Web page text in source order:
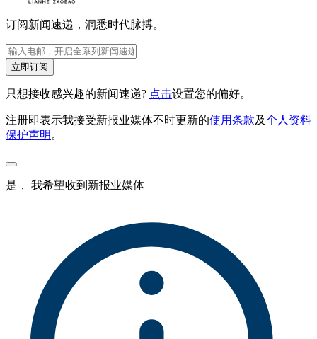
订阅新闻速递，洞悉时代脉搏。
立即订阅
只想接收感兴趣的新闻速递? 点击设置您的偏好。
注册即表示我接受新报业媒体不时更新的使用条款及个人资料
保护声明 。
是， 我希望收到新报业媒体